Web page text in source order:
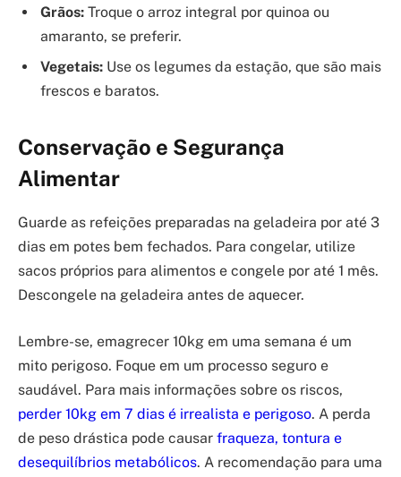
Grãos: Troque o arroz integral por quinoa ou
amaranto, se preferir.
Vegetais: Use os legumes da estação, que são mais
frescos e baratos.
Conservação e Segurança
Alimentar
Guarde as refeições preparadas na geladeira por até 3
dias em potes bem fechados. Para congelar, utilize
sacos próprios para alimentos e congele por até 1 mês.
Descongele na geladeira antes de aquecer.
Lembre-se, emagrecer 10kg em uma semana é um
mito perigoso. Foque em um processo seguro e
saudável. Para mais informações sobre os riscos,
perder 10kg em 7 dias é irrealista e perigoso. A perda
de peso drástica pode causar fraqueza, tontura e
desequilíbrios metabólicos. A recomendação para uma